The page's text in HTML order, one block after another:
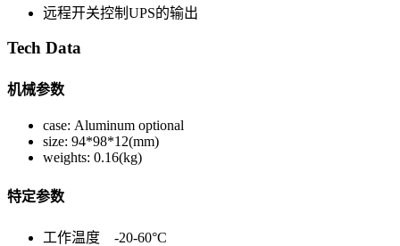
远程开关控制UPS的输出
Tech Data
机械参数
case: Aluminum optional
size: 94*98*12(mm)
weights: 0.16(kg)
特定参数
工作温度 -20-60°C